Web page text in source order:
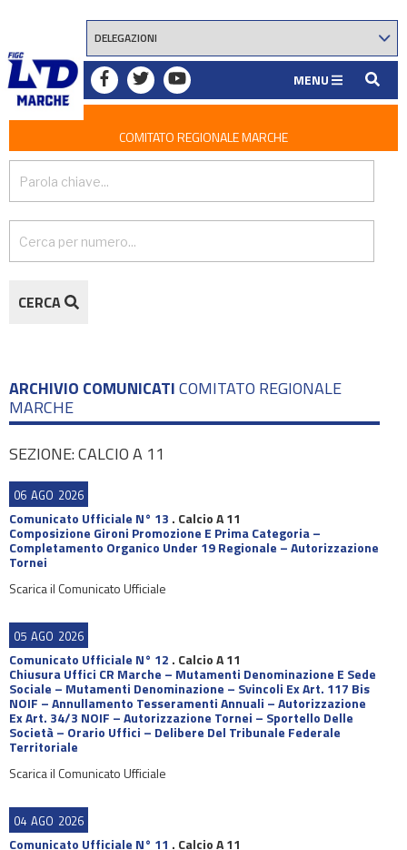
MENU
COMITATO REGIONALE MARCHE
CERCA
ARCHIVIO COMUNICATICOMITATO REGIONALE
MARCHE
SEZIONE: CALCIO A 11
06 AGO 2026
Comunicato Ufficiale N° 13 . Calcio A 11
Composizione Gironi Promozione E Prima Categoria –
Completamento Organico Under 19 Regionale – Autorizzazione
Tornei
Scarica il Comunicato Ufficiale
05 AGO 2026
Comunicato Ufficiale N° 12 . Calcio A 11
Chiusura Uffici CR Marche – Mutamenti Denominazione E Sede
Sociale – Mutamenti Denominazione – Svincoli Ex Art. 117 Bis
NOIF – Annullamento Tesseramenti Annuali – Autorizzazione
Ex Art. 34/3 NOIF – Autorizzazione Tornei – Sportello Delle
Società – Orario Uffici – Delibere Del Tribunale Federale
Territoriale
Scarica il Comunicato Ufficiale
04 AGO 2026
Comunicato Ufficiale N° 11 . Calcio A 11